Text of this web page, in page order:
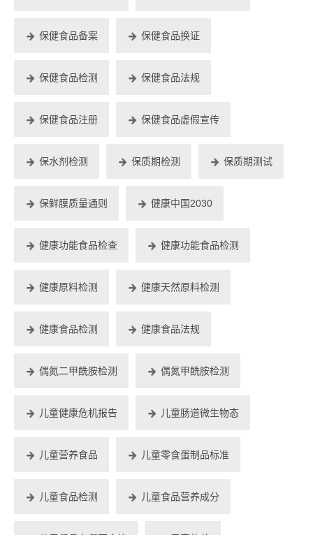
保健食品备案 保健食品换证
保健食品检测 保健食品法规
保健食品注册 保健食品虚假宣传
保水剂检测 保质期检测 保质期测试
保鲜膜质量通则 健康中国2030
健康功能食品检查 健康功能食品检测
健康原料检测 健康天然原料检测
健康食品检测 健康食品法规
偶氮二甲酰胺检测 偶氮甲酰胺检测
儿童健康危机报告 儿童肠道微生物态
儿童营养食品 儿童零食蛋制品标准
儿童食品检测 儿童食品营养成分